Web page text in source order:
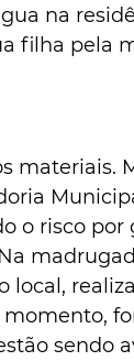
na
filha pela
materiais.
o risco por
local,
sendo